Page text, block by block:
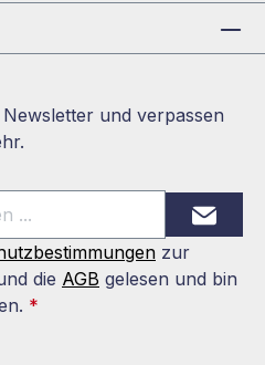
und verpassen
zur
die AGB gelesen und bin
*